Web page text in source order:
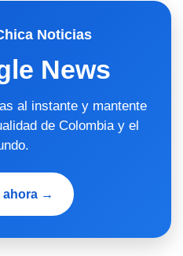
Noticias
News
al instante y mantente
de Colombia y el
ahora →